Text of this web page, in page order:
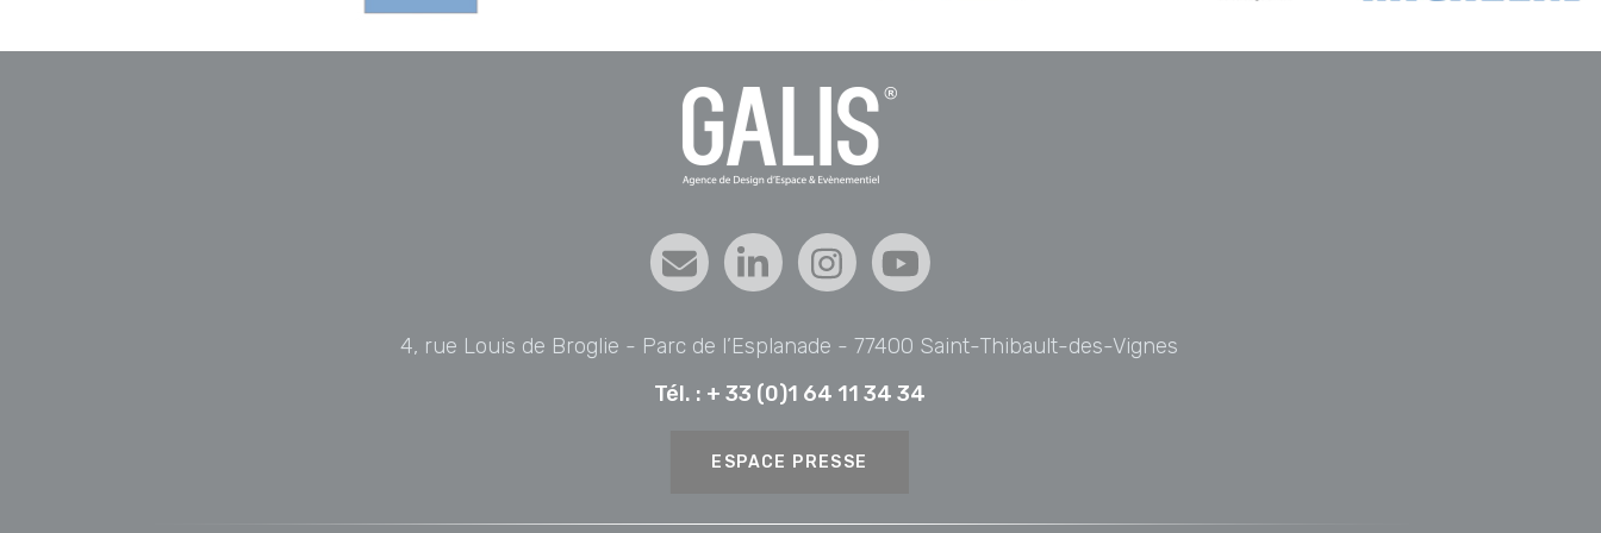
4, rue Louis de Broglie - Parc de l’Esplanade - 77400 Saint-Thibault-des-Vignes
Tél. : + 33 (0)1 64 11 34 34
ESPACE PRESSE